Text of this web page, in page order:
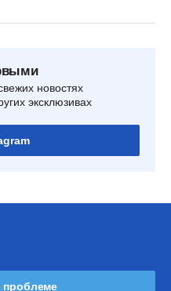
новостях
эксклюзивах